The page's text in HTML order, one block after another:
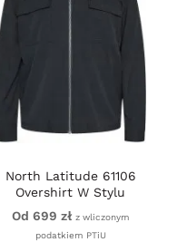
North Latitude 61106
Overshirt W Stylu
Garniturowym Z Pełnym
Zamkiem Czarny
Od 699 zł z wliczonym
podatkiem PTiU